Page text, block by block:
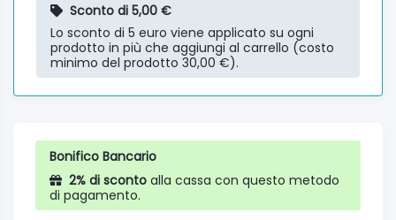
Sconto di 5,00 €
Lo sconto di 5 euro viene applicato su ogni
prodotto in più che aggiungi al carrello (costo
minimo del prodotto 30,00 €).
Bonifico Bancario
2% di sconto alla cassa con questo metodo
di pagamento.